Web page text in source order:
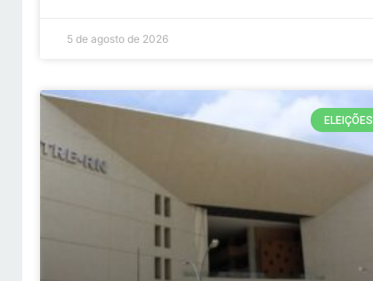
5 de agosto de 2026
ELEIÇÕES